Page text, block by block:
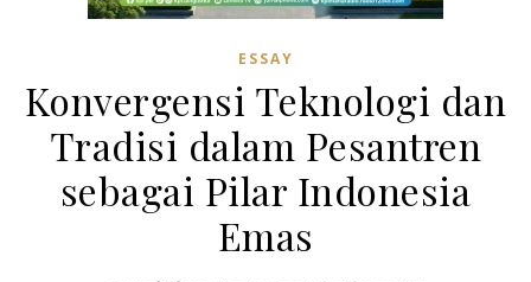
ESSAY
Konvergensi Teknologi dan
Tradisi dalam Pesantren
sebagai Pilar Indonesia
Emas